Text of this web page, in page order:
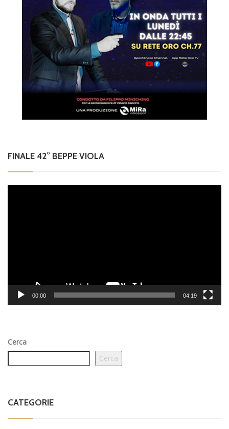
FINALE 42° BEPPE VIOLA
00:00 04:19
Cerca
Cerca
CATEGORIE